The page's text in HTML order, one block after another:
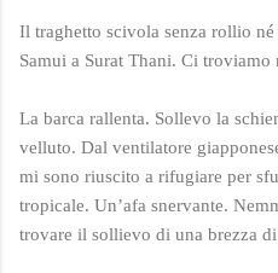
Il traghetto scivola senza rollio
Samui a Surat Thani. Ci
La barca rallenta. Sollevo la
velluto. Dal ventilatore
mi sono riuscito a rifugiare per
tropicale. Un’afa snervante.
trovare il sollievo di una brezza